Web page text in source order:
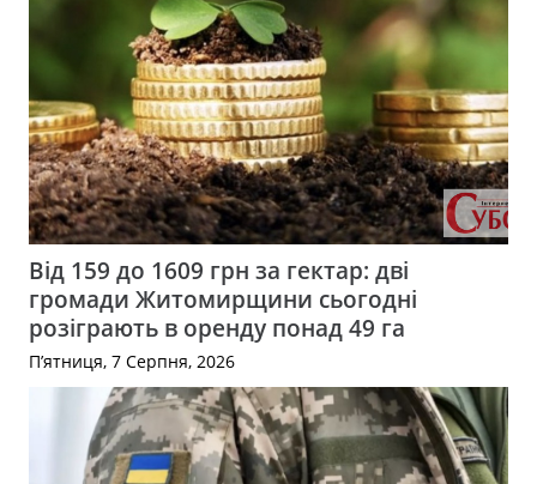
Від 159 до 1609 грн за гектар: дві
громади Житомирщини сьогодні
розіграють в оренду понад 49 га
П’ятниця, 7 Серпня, 2026